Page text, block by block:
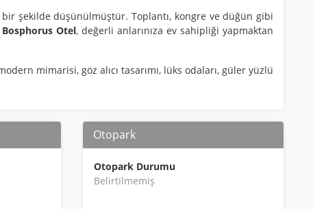
bir şekilde düşünülmüştür. Toplantı, kongre ve düğün gibi
Otel, değerli anlarınıza ev sahipliği yapmaktan
mimarisi, göz alıcı tasarımı, lüks odaları, güler yüzlü
Otopark
Otopark Durumu
Belirtilmemiş